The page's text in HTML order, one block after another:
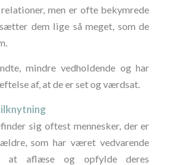
men er ofte bekymrede
dem lige så meget, som de
mindre vedholdende og har
af, at de er set og værdsat.
sig oftest mennesker, der er
som har været vedvarende
aflæse og opfylde deres